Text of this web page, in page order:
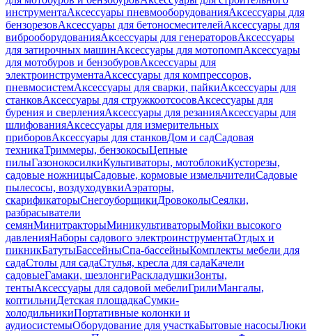
инструментаАксессуары пневмооборудованияАксессуары для
бензорезовАксессуары для бетоносмесителейАксессуары для
виброоборудованияАксессуары для генераторовАксессуары
для затирочных машинАксессуары для мотопомпАксессуары
для мотобуров и бензобуровАксессуары для
электроинструментаАксессуары для компрессоров,
пневмосистемАксессуары для сварки, пайкиАксессуары для
станковАксессуары для стружкоотсосовАксессуары для
бурения и сверленияАксессуары для резанияАксессуары для
шлифованияАксессуары для измерительных
приборовАксессуары для станковДом и садСадовая
техникаТриммеры, бензокосыЦепные
пилыГазонокосилкиКультиваторы, мотоблокиКусторезы,
садовые ножницыСадовые, кормовые измельчителиСадовые
пылесосы, воздуходувкиАэраторы,
скарификаторыСнегоуборщикиДровоколыСеялки,
разбрасыватели
семянМинитракторыМиникультиваторыМойки высокого
давленияНаборы садового электроинструментаОтдых и
пикникБатутыБассейныСпа-бассейныКомплекты мебели для
садаСтолы для садаСтулья, кресла для садаКачели
садовыеГамаки, шезлонгиРаскладушкиЗонты,
тентыАксессуары для садовой мебелиГрилиМангалы,
коптильниДетская площадкаСумки-
холодильникиПортативные колонки и
аудиосистемыОборудование для участкаБытовые насосыЛюки